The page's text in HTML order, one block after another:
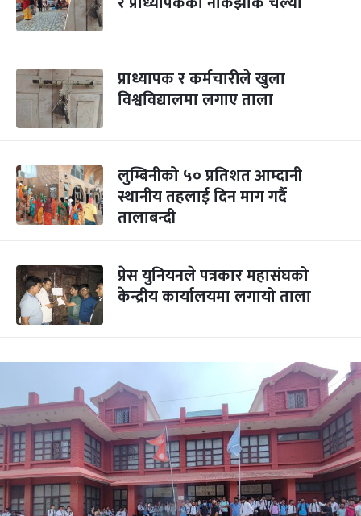
प्राध्यापक र कर्मचारीले खुला
विश्वविद्यालमा लगाए ताला
लुम्बिनीको ५० प्रतिशत आम्दानी
स्थानीय तहलाई दिन माग गर्दै
तालाबन्दी
प्रेस युनियनले पत्रकार महासंघको
केन्द्रीय कार्यालयमा लगायो ताला